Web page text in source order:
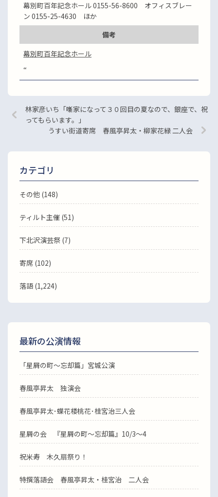
幕別町百年記念ホール 0155-56-8600 オフィスブレー
ン 0155-25-4630 ほか
備考
幕別町百年記念ホール
“
林家彦いち「噺家になって３０回目の夏なので、銀座で、祝
ってもらいます。」
うすい街道寄席 春風亭昇太・柳家花緑 二人会
カテゴリ
その他 (148)
ティルト主催 (51)
下北沢演芸祭 (7)
寄席 (102)
落語(1,224)
最新の公演情報
「星屑の町～忘却篇」宮城公演
春風亭昇太 独演会
春風亭昇太･蝶花楼桃花･桂宮治三人会
星屑の会 『星屑の町～忘却篇』10/3～4
祝米寿 木久扇祭り！
特撰落語会 春風亭昇太・桂宮治 二人会